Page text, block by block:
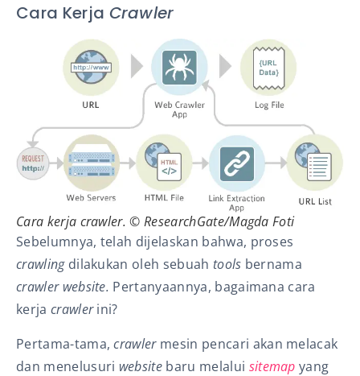
Cara Kerja Crawler
Cara kerja crawler. © ResearchGate/Magda Foti
Sebelumnya, telah dijelaskan bahwa, proses
crawling dilakukan oleh sebuah tools bernama
crawler website. Pertanyaannya, bagaimana cara
kerja crawlerini?
Pertama-tama,crawlermesin pencari akan melacak
dan menelusuri website baru melalui sitemap yang